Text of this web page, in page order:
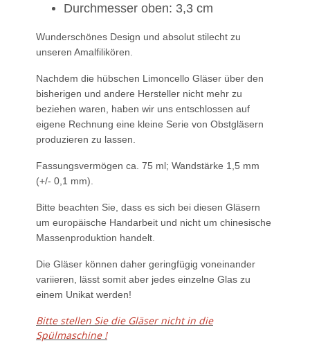
Durchmesser oben: 3,3 cm
Wunderschönes Design und absolut stilecht zu
unseren Amalfilikören.
Nachdem die hübschen Limoncello Gläser über den
bisherigen und andere Hersteller nicht mehr zu
beziehen waren, haben wir uns entschlossen auf
eigene Rechnung eine kleine Serie von Obstgläsern
produzieren zu lassen.
Fassungsvermögen ca. 75 ml; Wandstärke 1,5 mm
(+/- 0,1 mm).
Bitte beachten Sie, dass es sich bei diesen Gläsern
um europäische Handarbeit und nicht um chinesische
Massenproduktion handelt.
Die Gläser können daher geringfügig voneinander
variieren, lässt somit aber jedes einzelne Glas zu
einem Unikat werden!
Bitte stellen Sie die Gläser nicht in die
Spülmaschine !